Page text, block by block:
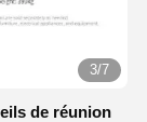
3/7
de réunion